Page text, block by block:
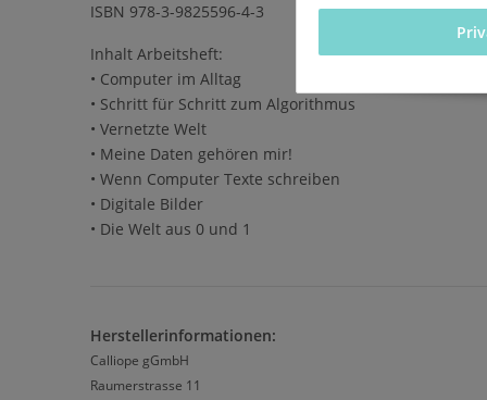
ISBN 978-3-9825596-4-3
Inhalt Arbeitsheft:
• Computer im Alltag
• Schritt für Schritt zum Algorithmus
• Vernetzte Welt
• Meine Daten gehören mir!
• Wenn Computer Texte schreiben
• Digitale Bilder
• Die Welt aus 0 und 1
Herstellerinformationen:
Calliope gGmbH
Raumerstrasse 11